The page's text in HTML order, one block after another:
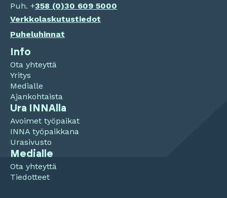
Puh. +358 (0)30 609 5000
Verkkolaskutustiedot
Puheluhinnat
Info
Ota yhteyttä
Yritys
Medialle
Ajankohtaista
Ura INNAlla
Avoimet työpaikat
INNA työpaikkana
Urasivusto
Medialle
Ota yhteyttä
Tiedotteet